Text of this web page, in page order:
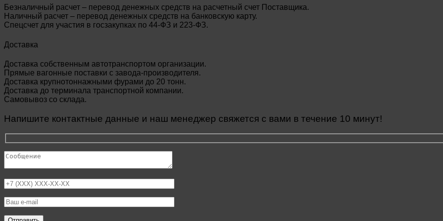
Безналичный расчет – перевод денежных средств на расчетный счет Поставщика.
Наличный расчет – перевод денежных средств на банковскую карту.
Спецсчет для участия в госзакупках по 44-ФЗ и 223-ФЗ.
Доставка
Доставка собственным автотранспортом организации.
Прямые вагонные поставки с завода-производителя.
Доставка крупнотоннажными фурами до 20 тонн.
Доставка до терминала транспортной компании.
Самовывоз со склада.
Напишите контактные данные и наш менеджер свяжется с вами в течение 10 минут!